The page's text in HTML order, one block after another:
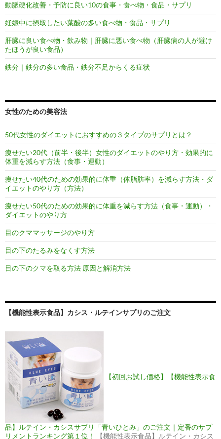
動脈硬化改善・予防に良い10の食事・食べ物・食品・サプリ
妊娠中に摂取したい葉酸の多い食べ物・食品・サプリ
肝臓に良い食べ物・飲み物｜肝臓に悪い食べ物（肝臓病の人が避け
たほうが良い食品）
鉄分｜鉄分の多い食品・鉄分不足からくる症状
女性のための美容法
50代女性のダイエットにおすすめの３タイプのサプリとは？
痩せたい20代（前半・後半）女性のダイエットのやり方・効果的に
体重を減らす方法（食事・運動）
痩せたい40代のための効果的に体重（体脂肪率）を減らす方法・ダ
イエットのやり方（方法）
痩せたい50代のための効果的に体重を減らす方法（食事・運動）・
ダイエットのやり方
目のクママッサージのやり方
目の下のたるみをなくす方法
目の下のクマを取る方法 原因と解消方法
【機能性表示食品】カシス・ルテインサプリのご注文
【初回お試し価格】【機能性表示食
品】ルテイン・カシスサプリ「青いひとみ」のご注文｜定番のサプ
リメントランキング第１位！
【機能性表示食品】ルテイン・カシス